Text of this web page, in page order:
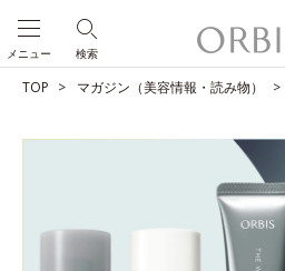
検索
メニュー
TOP マガジン（美容情報・読み物）